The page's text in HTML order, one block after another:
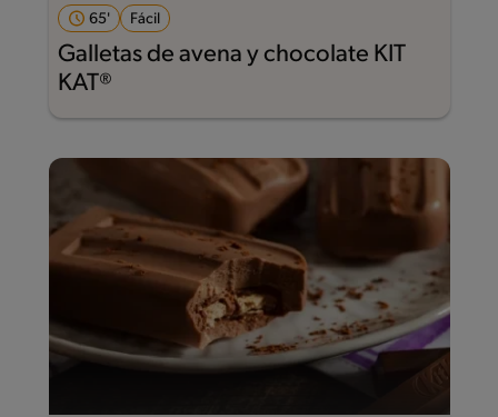
65' Fácil
Galletas de avena y chocolate KIT
KAT®